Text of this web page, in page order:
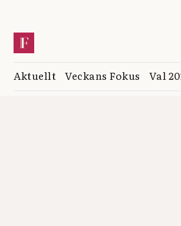
Aktuellt Veckans Fokus Val